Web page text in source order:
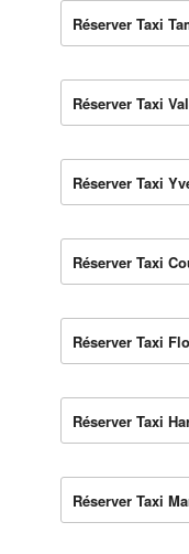
Réserver Taxi
Réserver Taxi
Réserver Taxi
Réserver Taxi
Réserver Taxi
Réserver Taxi
Réserver Taxi